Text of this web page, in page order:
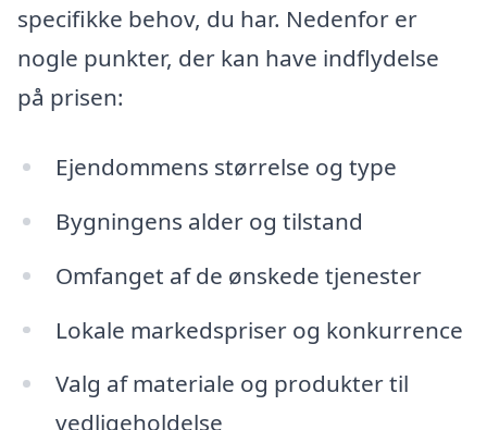
specifikke behov, du har. Nedenfor er
nogle punkter, der kan have indflydelse
på prisen:
Ejendommens størrelse og type
Bygningens alder og tilstand
Omfanget af de ønskede tjenester
Lokale markedspriser og konkurrence
Valg af materiale og produkter til
vedligeholdelse